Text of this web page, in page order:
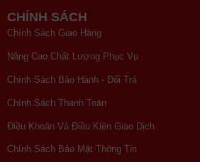
CHÍNH SÁCH
Chính Sách Giao Hàng
Nâng Cao Chất Lượng Phục Vụ
Chính Sách Bảo Hành - Đổi Trả
Chính Sách Thanh Toán
Điều Khoản Và Điều Kiện Giao Dịch
Chính Sách Bảo Mật Thông Tin